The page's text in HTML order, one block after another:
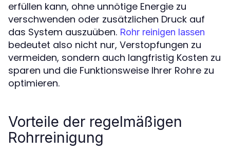
erfüllen kann, ohne unnötige Energie zu
verschwenden oder zusätzlichen Druck auf
das System auszuüben. Rohr reinigen lassen
bedeutet also nicht nur, Verstopfungen zu
vermeiden, sondern auch langfristig Kosten zu
sparen und die Funktionsweise Ihrer Rohre zu
optimieren.
Vorteile der regelmäßigen
Rohrreinigung